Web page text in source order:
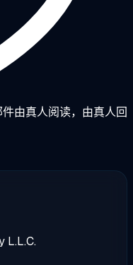
由真人阅读，由真人回
L.L.C.